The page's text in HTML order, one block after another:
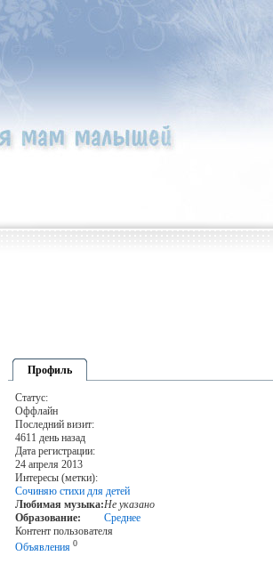
Профиль
Статус:
Оффлайн
Последний визит:
4611 день назад
Дата регистрации:
24 апреля 2013
Интересы (метки):
Сочиняю стихи для детей
Любимая музыка:Не указано
Образование:
Среднее
Контент пользователя
Объявления 0